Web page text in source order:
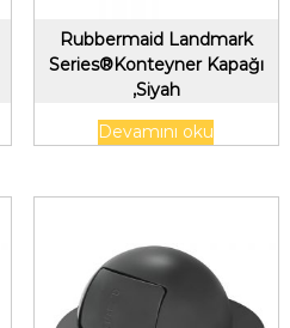
Rubbermaid Landmark
Series®Konteyner Kapağı
,Siyah
Devamını oku